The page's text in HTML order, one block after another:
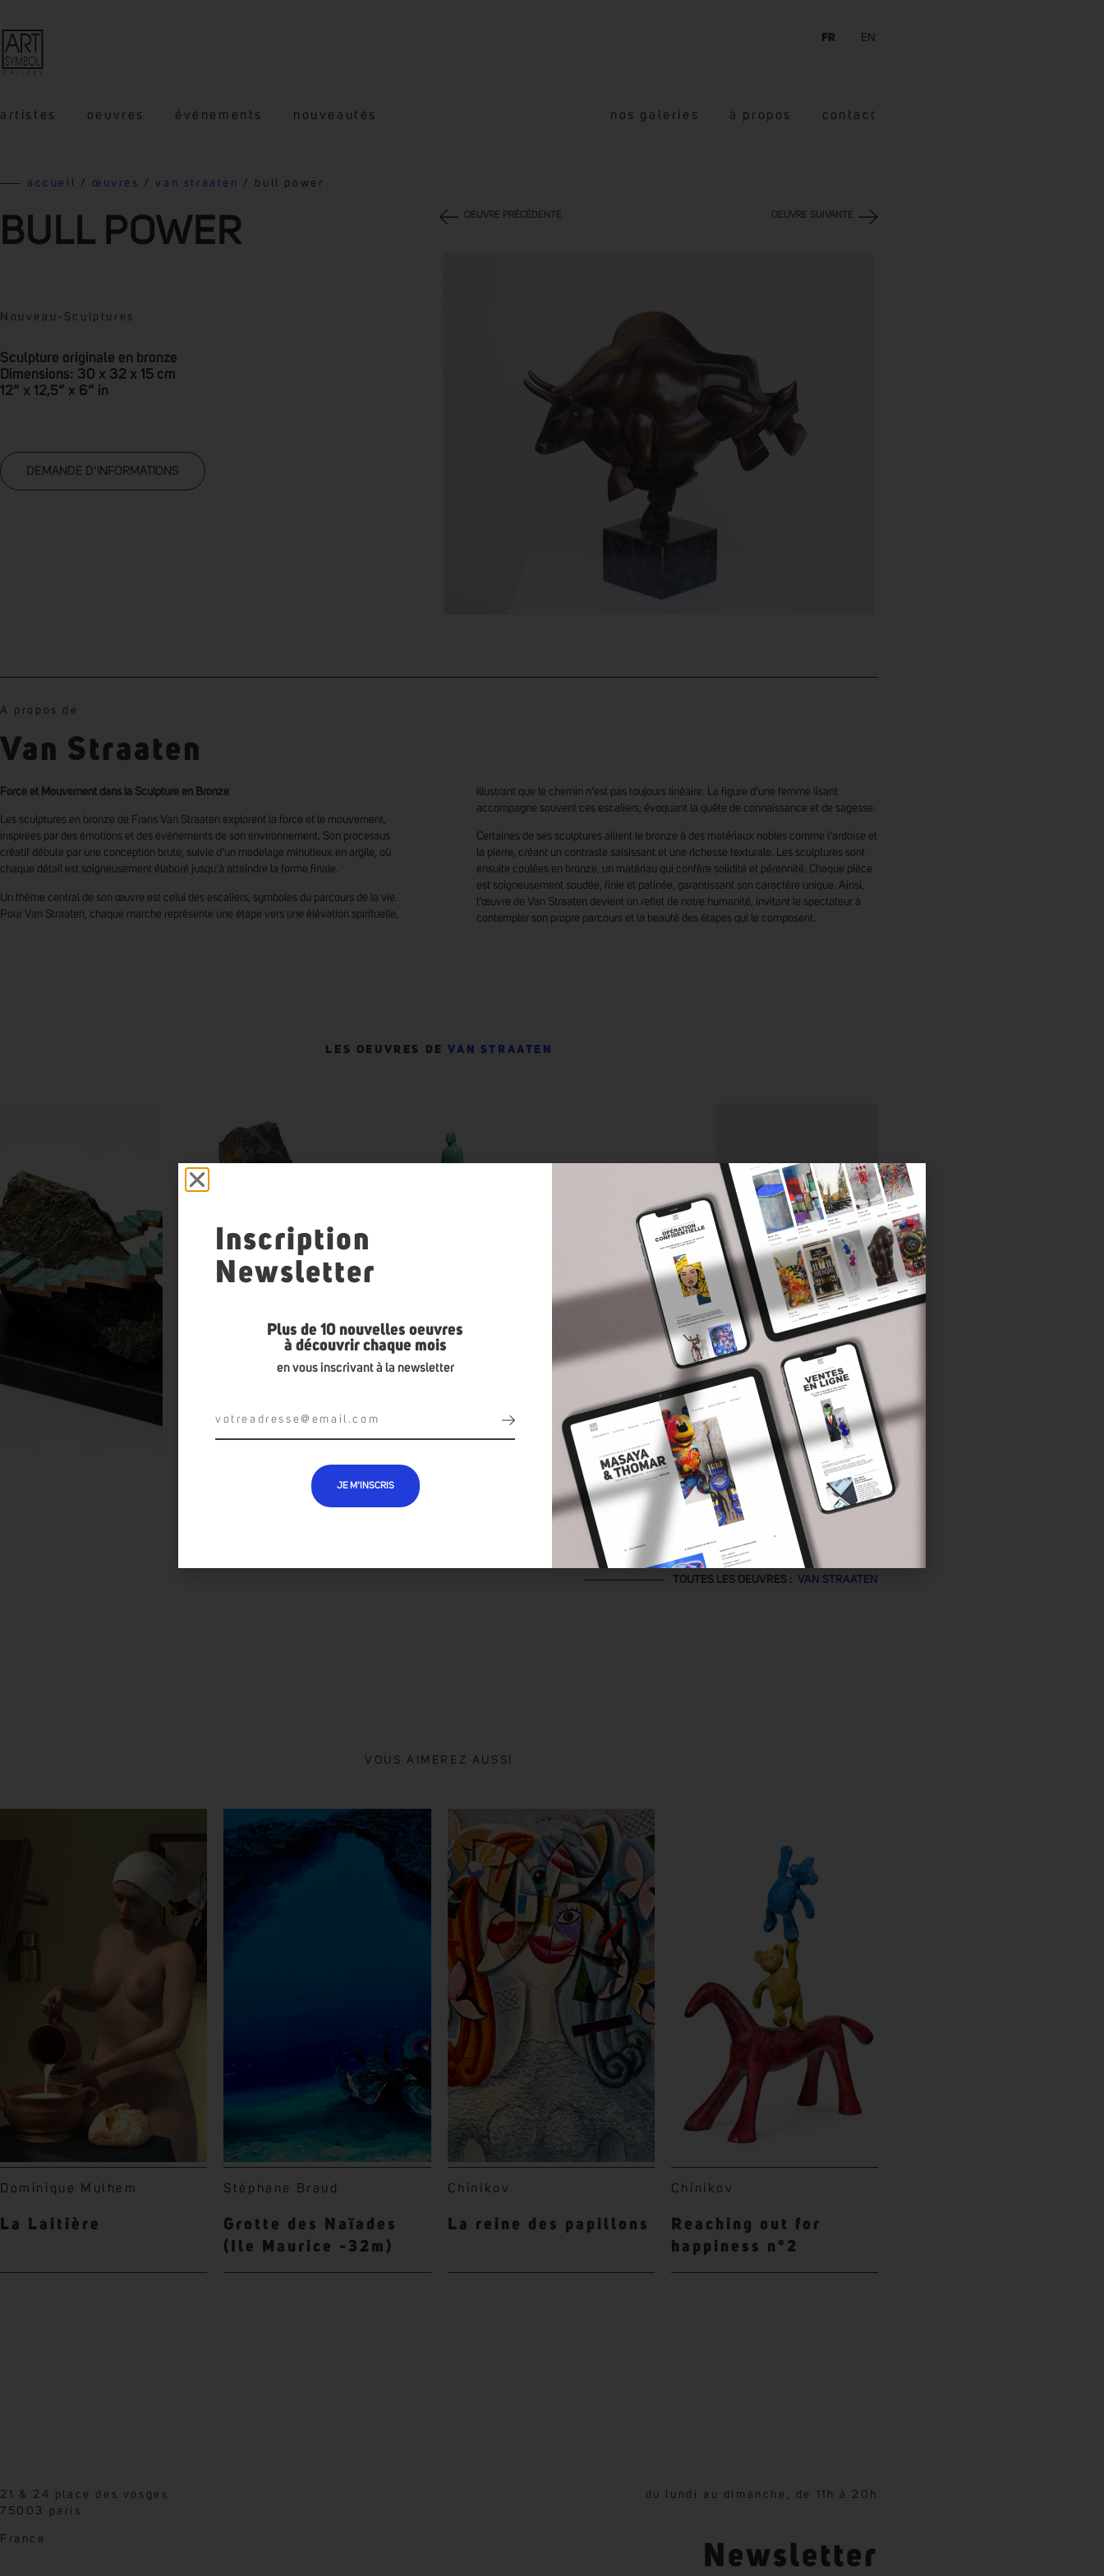
FR EN
artistes oeuvres événements nouveautés nos galeries à propos contact
accueil / œuvres /van straaten / bull power
BULL POWER
Nouveau - Sculptures
Sculpture originale en bronze
Dimensions: 30 x 32 x 15 cm
12” x 12,5” x 6” in
DEMANDE D’INFORMATIONS
OEUVRE PRÉCÉDENTE OEUVRE SUIVANTE
A propos de
Van Straaten
Force et Mouvement dans la Sculpture en Bronze
Les sculptures en bronze de Frans Van Straaten explorent la force et le mouvement,
inspirées par des émotions et des événements de son environnement. Son processus
créatif débute par une conception brute, suivie d’un modelage minutieux en argile, où
chaque détail est soigneusement élaboré jusqu’à atteindre la forme finale.
Un thème central de son œuvre est celui des escaliers, symboles du parcours de la vie.
Pour Van Straaten, chaque marche représente une étape vers une élévation spirituelle,
illustrant que le chemin n’est pas toujours linéaire. La figure d’une femme lisant
accompagne souvent ces escaliers, évoquant la quête de connaissance et de sagesse.
Certaines de ses sculptures allient le bronze à des matériaux nobles comme l’ardoise et
la pierre, créant un contraste saisissant et une richesse texturale. Les sculptures sont
ensuite coulées en bronze, un matériau qui confère solidité et pérennité. Chaque pièce
est soigneusement soudée, finie et patinée, garantissant son caractère unique. Ainsi,
l’œuvre de Van Straaten devient un reflet de notre humanité, invitant le spectateur à
contempler son propre parcours et la beauté des étapes qui le composent.
LES OEUVRES DEVAN STRAATEN
TOUTES LES OEUVRES : VAN STRAATEN
VOUS AIMEREZ AUSSI
Dominique Mulhem
La Laitière
Stéphane Braud
Grotte des Naïades
(Ile Maurice -32m)
Chinikov
La reine des papillons
Chinikov
Reaching out for
happiness n°2
21 & 24 place des vosges
75003 paris
France
du lundi au dimanche, de 11h à 20h
Newsletter
Inscription
Newsletter
Plus de 10 nouvelles oeuvres
à découvrir chaque mois
en vous inscrivant à la newsletter
JE M’INSCRIS